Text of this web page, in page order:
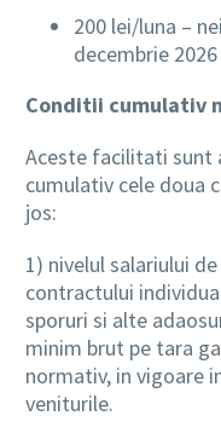
200 lei/luna –
decembrie 2026
Conditii cumulativ
Aceste facilitati sunt
cumulativ cele doua
jos:
1) nivelul salariului
contractului
sporuri si alte
minim brut pe tara
normativ, in vigoare
veniturile.